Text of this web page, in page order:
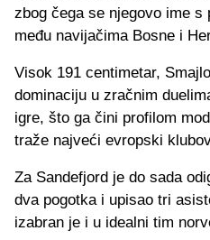
zbog čega se njegovo ime s
među navijačima Bosne i
Visok 191 centimetar,
dominaciju u zračnim
igre, što ga čini profilom
traže najveći evropski
Za Sandefjord je do sada
dva pogotka i upisao tri
izabran je i u idealni tim